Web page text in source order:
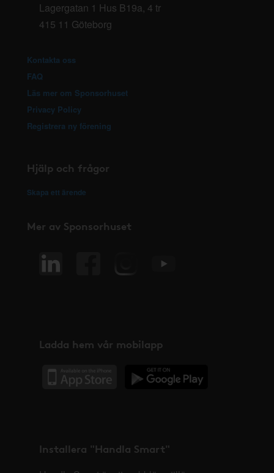
Lagergatan 1 Hus B19a, 4 tr
415 11 Göteborg
Kontakta oss
FAQ
Läs mer om Sponsorhuset
Privacy Policy
Registrera ny förening
Hjälp och frågor
Skapa ett ärende
Mer av Sponsorhuset
Ladda hem vår mobilapp
Installera "Handla Smart"